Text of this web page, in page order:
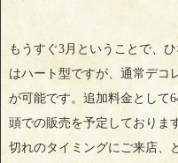
もうすぐ3月ということで、
はハート型ですが、通常デコ
が可能です。追加料金として
頭での販売を予定しておりま
切れのタイミングにご来店、